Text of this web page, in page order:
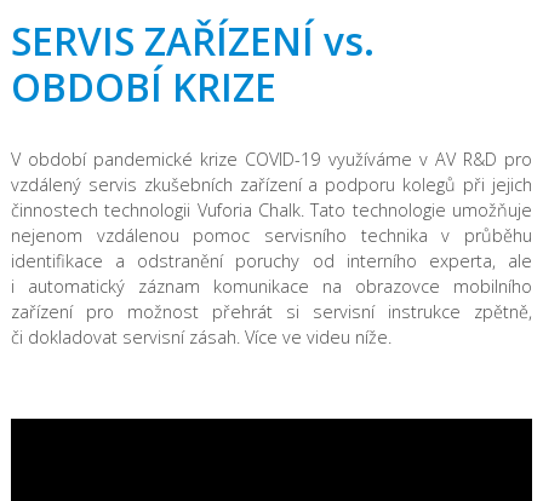
SERVIS ZAŘÍZENÍ vs.
OBDOBÍ KRIZE
V období pandemické krize COVID-19 využíváme v AV R&D pro
vzdálený servis zkušebních zařízení a podporu kolegů při jejich
činnostech technologii Vuforia Chalk. Tato technologie umožňuje
nejenom vzdálenou pomoc servisního technika v průběhu
identifikace a odstranění poruchy od interního experta, ale
i automatický záznam komunikace na obrazovce mobilního
zařízení pro možnost přehrát si servisní instrukce zpětně,
či dokladovat servisní zásah. Více ve videu níže.